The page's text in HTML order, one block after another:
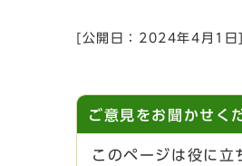
[公開日： 2024年4月1日
ご意見をお聞かせく
このページは役に立